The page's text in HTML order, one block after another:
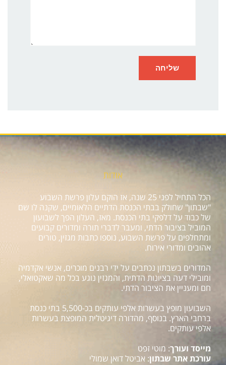
אודות
הכל התחיל לפני 25 שנה, אז הוקם עלון פרשת השבוע
"שבתון" שחולק בבתי הכנסת הדתיים הלאומיים, שקנה לו שם
של כבוד על דלפקי בתי הכנסת. מאז, העלון הפך לשבועון
המוביל בציבור הדתי, ומעבר לדברי תורה ומדורים קבועים
ומתחלפים על פרשת השבוע, נוספו כתבות מגזין, טורים
אהובים ומדורי אירוח.
המדורים בשבתון נכתבים על ידי רבנים מוכרים, אנשי אקדמיה
ומובילי דעה בציונות הדתית, והמגזין נוגע בכל מה שאקטואלי,
חם ומעניין את הציבור הדתי.
השבועון מופץ בעשרות אלפי עותקים בכ-5,500 בתי כנסת
ברחבי הארץ. בנוסף, מהדורה דיגיטלית המופצת בעשרות
אלפי עותקים.
מייסד ועורך: מוטי זפט
עורכת אתר שבתון: אביטל דואן שמולי